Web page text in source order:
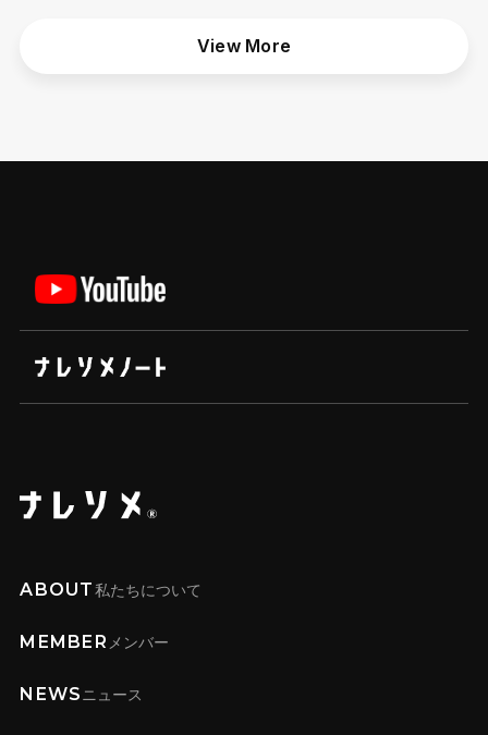
View More
ABOUT私たちについて
MEMBER メンバー
NEWSニュース